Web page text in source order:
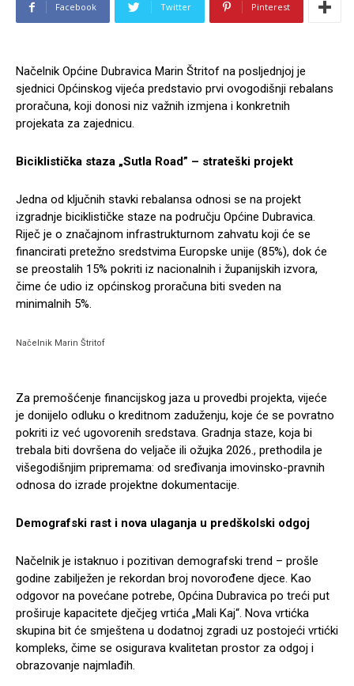
Facebook Twitter Pinterest
Načelnik Općine Dubravica Marin Štritof na posljednjoj je
sjednici Općinskog vijeća predstavio prvi ovogodišnji rebalans
proračuna, koji donosi niz važnih izmjena i konkretnih
projekata za zajednicu.
Biciklistička staza „Sutla Road” – strateški projekt
Jedna od ključnih stavki rebalansa odnosi se na projekt
izgradnje biciklističke staze na području Općine Dubravica.
Riječ je o značajnom infrastrukturnom zahvatu koji će se
financirati pretežno sredstvima Europske unije (85%), dok će
se preostalih 15% pokriti iz nacionalnih i županijskih izvora,
čime će udio iz općinskog proračuna biti sveden na
minimalnih 5%.
Načelnik Marin Štritof
Za premošćenje financijskog jaza u provedbi projekta, vijeće
je donijelo odluku o kreditnom zaduženju, koje će se povratno
pokriti iz već ugovorenih sredstava. Gradnja staze, koja bi
trebala biti dovršena do veljače ili ožujka 2026., prethodila je
višegodišnjim pripremama: od sređivanja imovinsko-pravnih
odnosa do izrade projektne dokumentacije.
Demografski rast i nova ulaganja u predškolski odgoj
Načelnik je istaknuo i pozitivan demografski trend – prošle
godine zabilježen je rekordan broj novorođene djece. Kao
odgovor na povećane potrebe, Općina Dubravica po treći put
proširuje kapacitete dječjeg vrtića „Mali Kaj“. Nova vrtićka
skupina bit će smještena u dodatnoj zgradi uz postojeći vrtićki
kompleks, čime se osigurava kvalitetan prostor za odgoj i
obrazovanje najmlađih.